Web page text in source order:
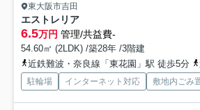
東大阪市吉田
エストレリア
6.5万円 管理/共益費-
54.60㎡ (2LDK) /築28年 /3階建
近鉄難波・奈良線「東花園」駅 徒歩5分
駐輪場 インターネット対応 敷地内ごみ